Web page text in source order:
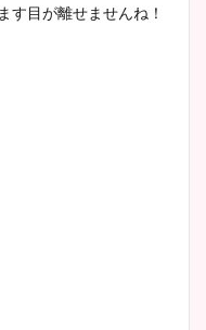
す目が離せませんね！